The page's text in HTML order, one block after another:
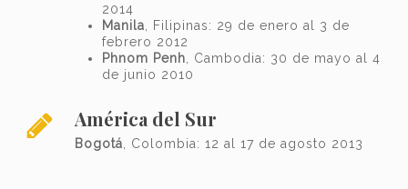
2014
Manila , Filipinas: 29 de enero al 3 de
febrero 2012
Phnom Penh , Cambodia: 30 de mayo al 4
de junio 2010
América del Sur
Bogotá , Colombia: 12 al 17 de agosto 2013